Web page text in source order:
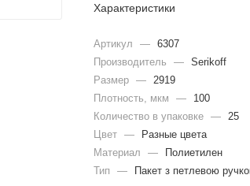
Характеристики
Артикул — 6307
Производитель
— Serikoff
Размер —
2919
Плотность, мкм
—
100
Количество в упаковке —
25
Цвет —
Разные цвета
Материал
—
Полиетилен
Тип
— Пакет з петлевою